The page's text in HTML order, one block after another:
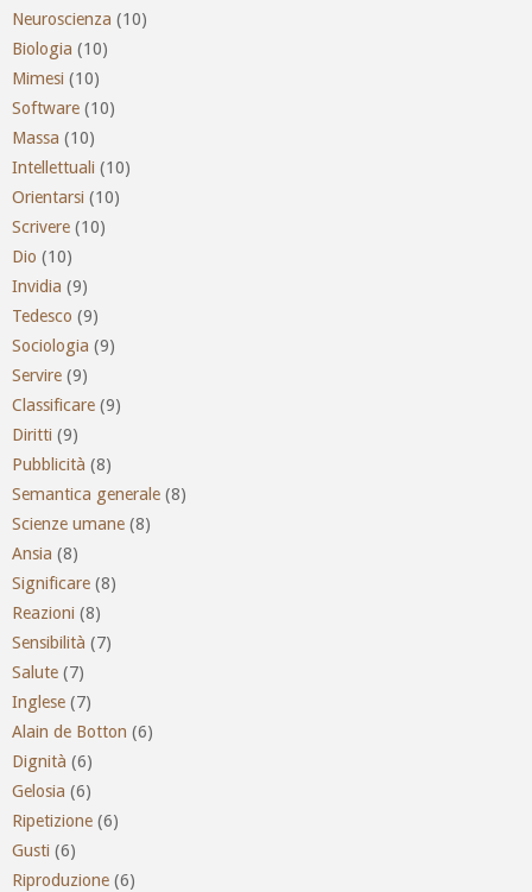
Neuroscienza (10)
Biologia (10)
Mimesi (10)
Software (10)
Massa (10)
Intellettuali (10)
Orientarsi (10)
Scrivere (10)
Dio (10)
Invidia (9)
Tedesco (9)
Sociologia (9)
Servire (9)
Classificare (9)
Diritti (9)
Pubblicità (8)
Semantica generale (8)
Scienze umane (8)
Ansia (8)
Significare (8)
Reazioni (8)
Sensibilità (7)
Salute (7)
Inglese (7)
Alain de Botton (6)
Dignità (6)
Gelosia (6)
Ripetizione (6)
Gusti (6)
Riproduzione (6)